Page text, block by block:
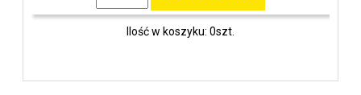
Ilość w koszyku: 0szt.